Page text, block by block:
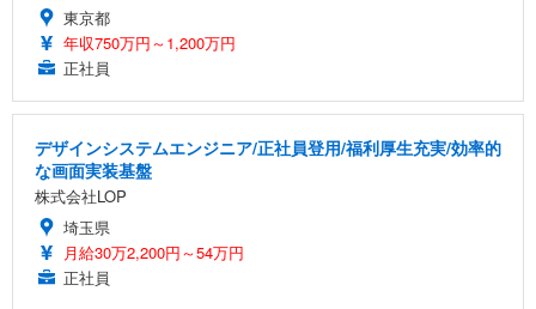
東京都
年収750万円～1,200万円
正社員
デザインシステムエンジニア/正社員登用/福利厚生充実/効率的
な画面実装基盤
株式会社LOP
埼玉県
月給30万2,200円～54万円
正社員